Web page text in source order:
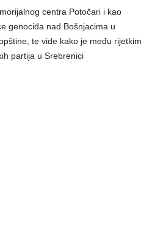
centra Potočari i kao
genocida nad Bošnjacima u
te vide kako je među rijetkim
partija u Srebrenici